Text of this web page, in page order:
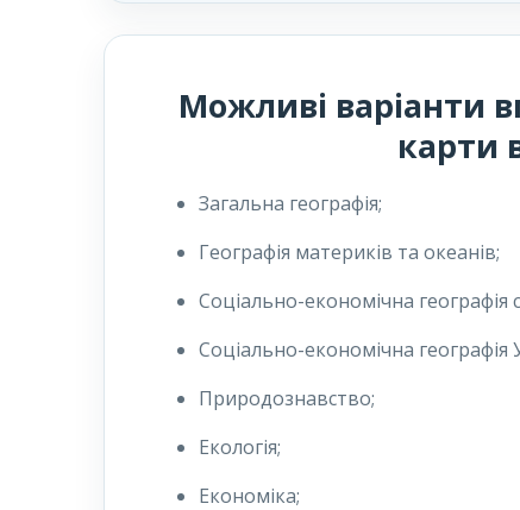
Можливі варіанти
карти
Загальна географія;
Географія материків та океанів;
Соціально-економічна географія
Соціально-економічна географія
Природознавство;
Екологія;
Економіка;